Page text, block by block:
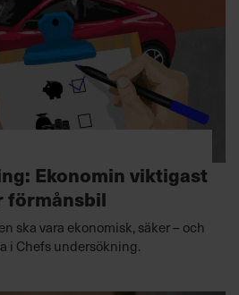
Ekonomin viktigast
förmånsbil
ska vara ekonomisk, säker – och
i Chefs undersökning.